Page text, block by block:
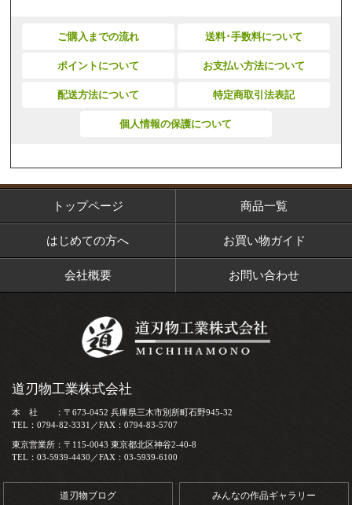
ご購入までの流れ 送料･手数料について
ポイントについて お支払い方法について
配送方法について 特定商取引法表記
個人情報の保護について
トップページ 商品一覧
はじめての方へ お買い物ガイド
会社概要 お問い合わせ
道刃物工業株式会社
本 社 ：〒673-0452 兵庫県三木市別所町石野945-32
TEL：0794-82-3331／FAX：0794-83-5707
東京営業所：〒115-0043 東京都北区神谷2-40-8
TEL：03-5939-4430／FAX：03-5939-6100
道刃物ブログ みんなの作品ギャラリー